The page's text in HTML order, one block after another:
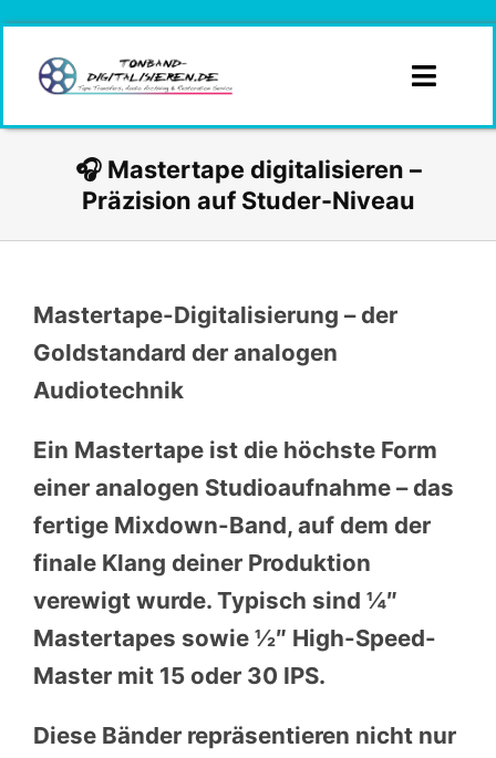
springen
Toggle
Angebotsanfrage
Kontakt
🎧 Mastertape digitalisieren –
Präzision auf Studer-Niveau
Mastertape-Digitalisierung – der
Goldstandard der analogen
Audiotechnik
Ein Mastertape ist die höchste Form
einer analogen Studioaufnahme – das
fertige Mixdown-Band, auf dem der
finale Klang deiner Produktion
verewigt wurde. Typisch sind ¼″
Mastertapes sowie ½″ High-Speed-
Master mit 15 oder 30 IPS.
Diese Bänder repräsentieren nicht nur